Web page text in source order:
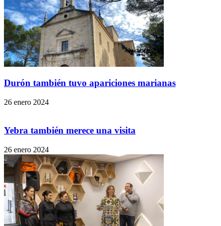
Durón también tuvo apariciones marianas
26 enero 2024
Yebra también merece una visita
26 enero 2024